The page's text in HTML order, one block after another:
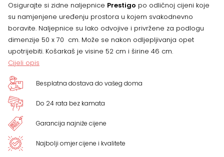
Osigurajte si zidne naljepnice Prestigo po odličnoj cijeni koje
su namjenjene uređenju prostora u kojem svakodnevno
boravite. Naljepnice su lako odvojive i privržene za podlogu
dimenzije 50 x 70 cm. Može se nakon odljepljivanja opet
upotrijebiti. Košarkaš je visine 52 cm i širine 46 cm.
Cijeli opis
Besplatna dostava do vašeg doma
Do 24 rata bez kamata
Garancija najniže cijene
Najbolji omjer cijene i kvalitete